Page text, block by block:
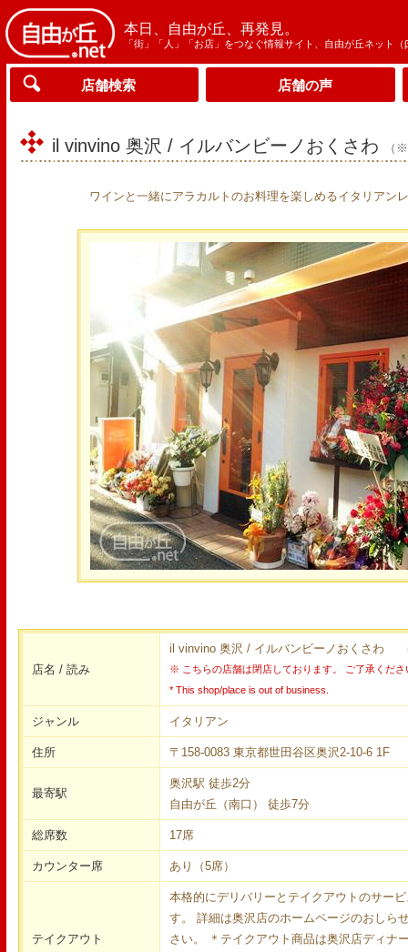
本日、自由が丘、再発見。
「街」「人」「お店」をつなぐ情報サイト、自由が丘ネット（
店舗検索 店舗の声
il vinvino 奥沢 / イルバンビーノおくさわ （
ワインと一緒にアラカルトのお料理を楽しめるイタリアン
店名 / 読み
il vinvino 奥沢 / イルバンビーノおくさわ
※ こちらの店舗は閉店しております。 ご了承くださ
* This shop/place is out of business.
ジャンル イタリアン
住所 〒158-0083 東京都世田谷区奥沢2-10-6 1F
最寄駅
奥沢駅 徒歩2分
自由が丘（南口） 徒歩7分
総席数 17席
カウンター席 あり（5席）
テイクアウト
本格的にデリバリーとテイクアウトのサー
す。 詳細は奥沢店のホームページのおしら
さい。 ＊テイクアウト商品は奥沢店ディナ